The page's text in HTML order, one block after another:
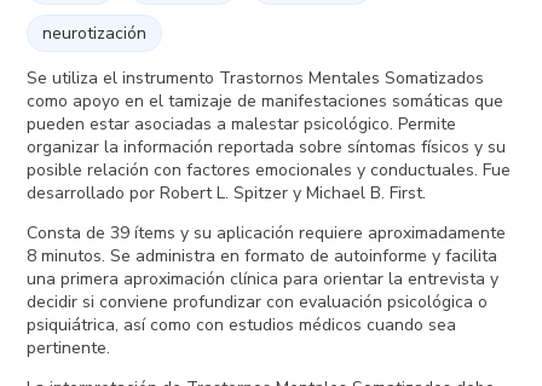
neurotización
Se utiliza el instrumento Trastornos Mentales Somatizados
como apoyo en el tamizaje de manifestaciones somáticas que
pueden estar asociadas a malestar psicológico. Permite
organizar la información reportada sobre síntomas físicos y su
posible relación con factores emocionales y conductuales. Fue
desarrollado por Robert L. Spitzer y Michael B. First.
Consta de 39 ítems y su aplicación requiere aproximadamente
8 minutos. Se administra en formato de autoinforme y facilita
una primera aproximación clínica para orientar la entrevista y
decidir si conviene profundizar con evaluación psicológica o
psiquiátrica, así como con estudios médicos cuando sea
pertinente.